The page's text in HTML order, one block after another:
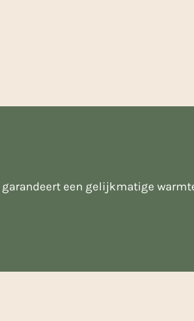
een gelijkmatige